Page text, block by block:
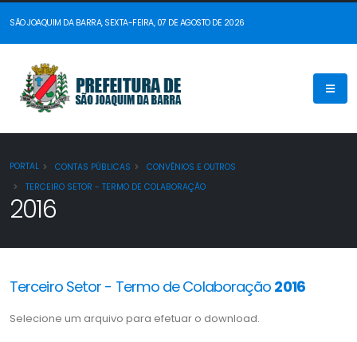
SÃO JOAQUIM DA BARRA, SEXTA-FEIRA, 07 DE AGOSTO DE 2026
PORTAL CONTAS PÚBLICAS
CONVÊNIOS E OUTROS
TERCEIRO SETOR - TERMO DE COLABORAÇÃO
2016
Terceiro Setor - Termo de Colaboração 2016
Selecione um arquivo para efetuar o download.